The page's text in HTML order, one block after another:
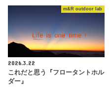
m&R outdoor lab
2026.3.22
これだと思う『フロータントホル
ダー』